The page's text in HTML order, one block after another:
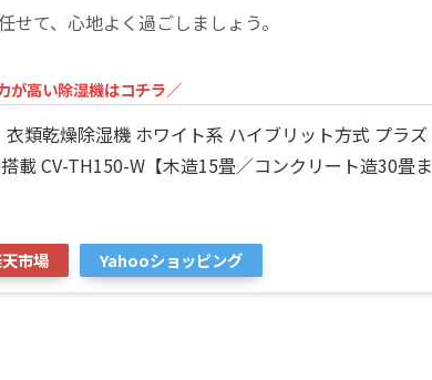
て、心地よく過ごしましょう。
が高い除湿機はコチラ／
衣類乾燥除湿機 ホワイト系 ハイブリット方式 プラズ
載 CV-TH150-W【木造15畳／コンクリート造30畳ま
市場 Yahooショッピング